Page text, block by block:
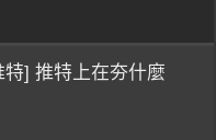
] 推特上在夯什麼